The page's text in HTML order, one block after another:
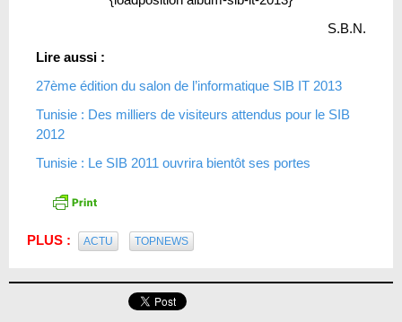
S.B.N.
Lire aussi :
27ème édition du salon de l’informatique SIB IT 2013
Tunisie : Des milliers de visiteurs attendus pour le SIB
2012
Tunisie : Le SIB 2011 ouvrira bientôt ses portes
PLUS : ACTU TOPNEWS